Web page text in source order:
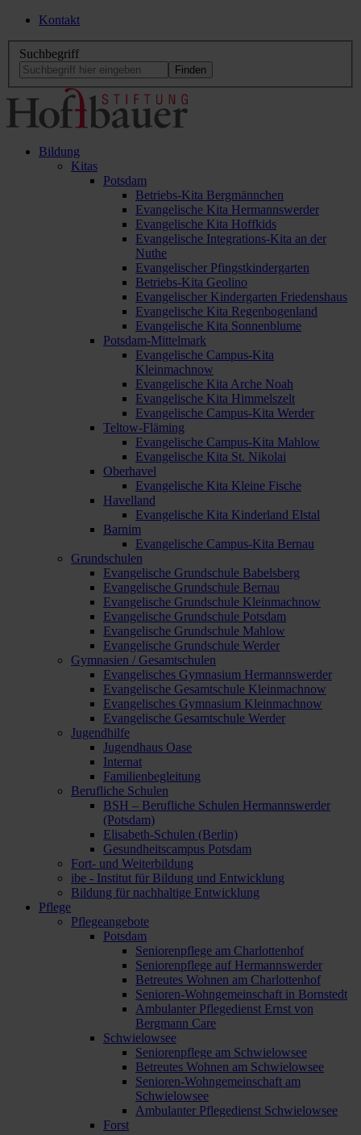
Kontakt
Suchbegriff
Bildung
Kitas
Potsdam
Betriebs-Kita Bergmännchen
Evangelische Kita Hermannswerder
Evangelische Kita Hoffkids
Evangelische Integrations-Kita an der
Nuthe
Evangelischer Pfingstkindergarten
Betriebs-Kita Geolino
Evangelischer Kindergarten Friedenshaus
Evangelische Kita Regenbogenland
Evangelische Kita Sonnenblume
Potsdam-Mittelmark
Evangelische Campus-Kita
Kleinmachnow
Evangelische Kita Arche Noah
Evangelische Kita Himmelszelt
Evangelische Campus-Kita Werder
Teltow-Fläming
Evangelische Campus-Kita Mahlow
Evangelische Kita St. Nikolai
Oberhavel
Evangelische Kita Kleine Fische
Havelland
Evangelische Kita Kinderland Elstal
Barnim
Evangelische Campus-Kita Bernau
Grundschulen
Evangelische Grundschule Babelsberg
Evangelische Grundschule Bernau
Evangelische Grundschule Kleinmachnow
Evangelische Grundschule Potsdam
Evangelische Grundschule Mahlow
Evangelische Grundschule Werder
Gymnasien / Gesamtschulen
Evangelisches Gymnasium Hermannswerder
Evangelische Gesamtschule Kleinmachnow
Evangelisches Gymnasium Kleinmachnow
Evangelische Gesamtschule Werder
Jugendhilfe
Jugendhaus Oase
Internat
Familienbegleitung
Berufliche Schulen
BSH – Berufliche Schulen Hermannswerder
(Potsdam)
Elisabeth-Schulen (Berlin)
Gesundheitscampus Potsdam
Fort- und Weiterbildung
ibe - Institut für Bildung und Entwicklung
Bildung für nachhaltige Entwicklung
Pflege
Pflegeangebote
Potsdam
Seniorenpflege am Charlottenhof
Seniorenpflege auf Hermannswerder
Betreutes Wohnen am Charlottenhof
Senioren-Wohngemeinschaft in Bornstedt
Ambulanter Pflegedienst Ernst von
Bergmann Care
Schwielowsee
Seniorenpflege am Schwielowsee
Betreutes Wohnen am Schwielowsee
Senioren-Wohngemeinschaft am
Schwielowsee
Ambulanter Pflegedienst Schwielowsee
Forst